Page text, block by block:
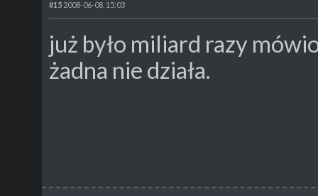
#15 2008-06-08, 15:03
już było miliard razy
żadna nie działa.